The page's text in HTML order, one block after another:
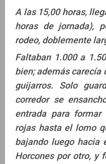
A las 15,00 horas,
horas de jornada),
rodeo, doblemente
Faltaban 1.000 a
bien; además carecía
guijarros. Solo
corredor se
entrada para
rojas hasta el lomo
bajando luego hacia
Horcones por otro, y